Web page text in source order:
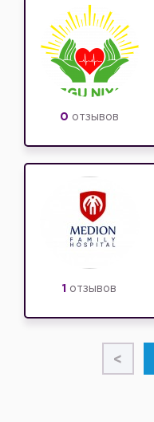
0 отзывов
1 отзывов
<